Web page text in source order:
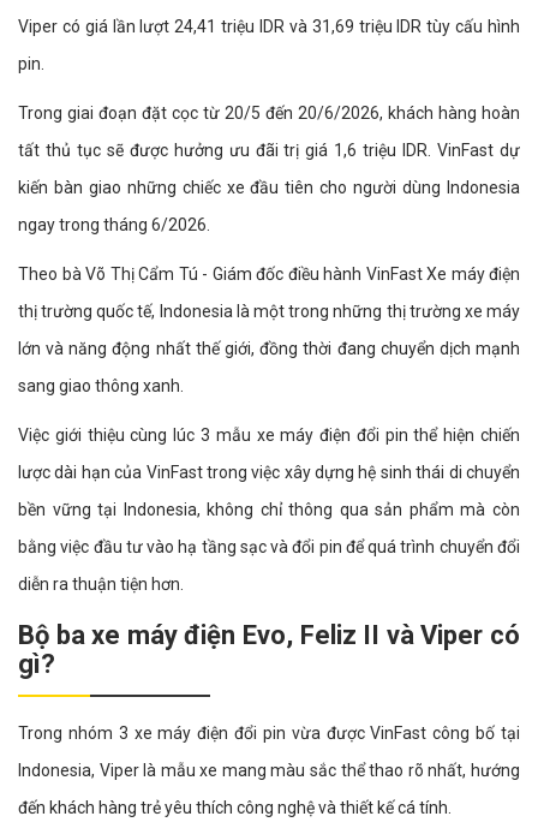
Viper có giá lần lượt 24,41 triệu IDR và 31,69 triệu IDR tùy cấu hình
pin.
Trong giai đoạn đặt cọc từ 20/5 đến 20/6/2026, khách hàng hoàn
tất thủ tục sẽ được hưởng ưu đãi trị giá 1,6 triệu IDR. VinFast dự
kiến bàn giao những chiếc xe đầu tiên cho người dùng Indonesia
ngay trong tháng 6/2026.
Theo bà Võ Thị Cẩm Tú - Giám đốc điều hành VinFast Xe máy điện
thị trường quốc tế, Indonesia là một trong những thị trường xe máy
lớn và năng động nhất thế giới, đồng thời đang chuyển dịch mạnh
sang giao thông xanh.
Việc giới thiệu cùng lúc 3 mẫu xe máy điện đổi pin thể hiện chiến
lược dài hạn của VinFast trong việc xây dựng hệ sinh thái di chuyển
bền vững tại Indonesia, không chỉ thông qua sản phẩm mà còn
bằng việc đầu tư vào hạ tầng sạc và đổi pin để quá trình chuyển đổi
diễn ra thuận tiện hơn.
Bộ ba xe máy điện Evo, Feliz II và Viper có
gì?
Trong nhóm 3 xe máy điện đổi pin vừa được VinFast công bố tại
Indonesia, Viper là mẫu xe mang màu sắc thể thao rõ nhất, hướng
đến khách hàng trẻ yêu thích công nghệ và thiết kế cá tính.